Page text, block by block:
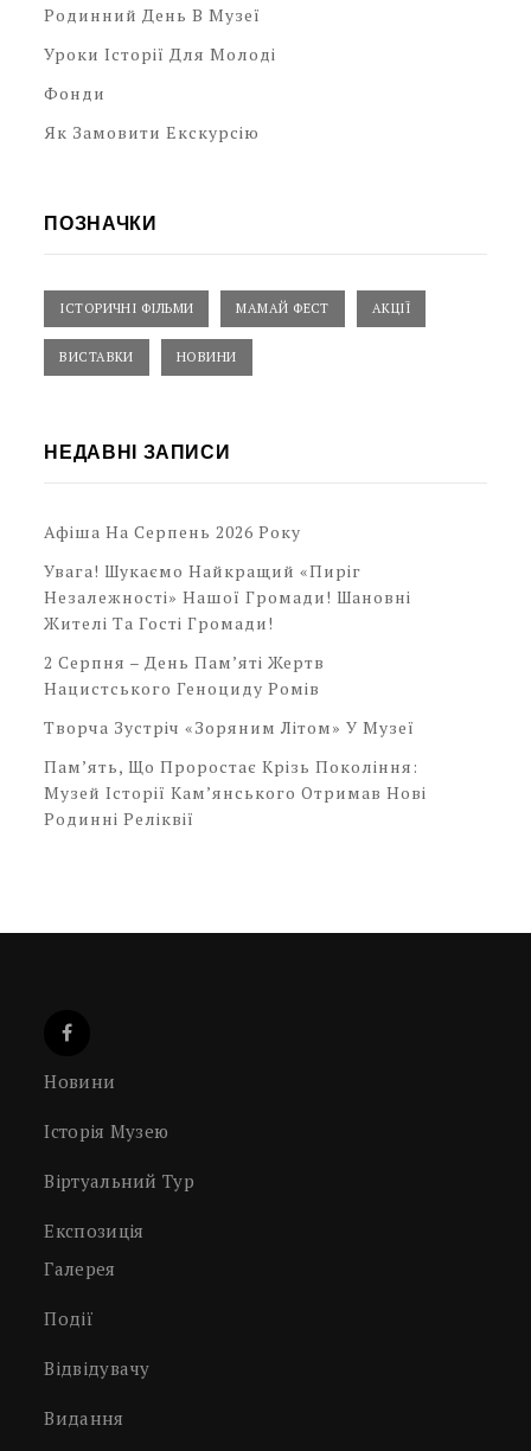
Родинний День В Музеї
Уроки Історії Для Молоді
Фонди
Як Замовити Екскурсію
ПОЗНАЧКИ
ІСТОРИЧНІ ФІЛЬМИ МАМАЙ ФЕСТ АКЦІЇ
ВИСТАВКИ НОВИНИ
НЕДАВНІ ЗАПИСИ
Афіша На Серпень 2026 Року
Увага! Шукаємо Найкращий «Пиріг
Незалежності» Нашої Громади! Шановні
Жителі Та Гості Громади!
2 Серпня – День Пам’яті Жертв
Нацистського Геноциду Ромів
Творча Зустріч «Зоряним Літом» У Музеї
Пам’ять, Що Проростає Крізь Покоління:
Музей Історії Кам’янського Отримав Нові
Родинні Реліквії
Новини
Історія Музею
Віртуальний Тур
Експозиція
Галерея
Події
Відвідувачу
Видання